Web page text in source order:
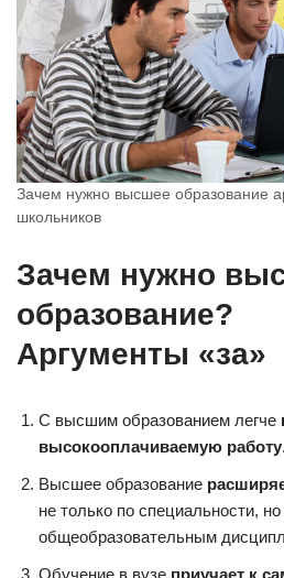
Зачем нужно высшее образование
школьников
Зачем нужно
образование?
Аргументы «за»
С высшим образованием легче
высокооплачиваемую работу.
Высшее образование
не только по специальности,
общеобразовательным